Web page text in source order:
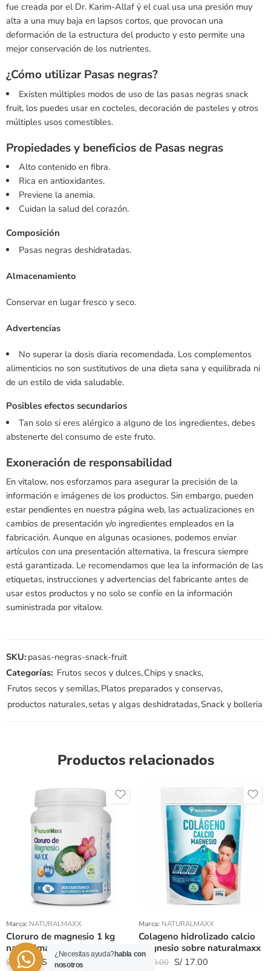
fue creada por el Dr. Karim-Allaf ÿ el cual usa una presión muy
alta a una muy baja en lapsos cortos, que provocan una
deformación de la estructura del producto y esto permite una
mejor conservación de los nutrientes.
¿Cómo utilizar Pasas negras?
Existen múltiples modos de uso de las pasas negras snack
fruit, los puedes usar en cocteles, decoración de pasteles y otros
múltiples usos comestibles.
Propiedades y beneficios de Pasas negras
Alto contenido en fibra.
Rica en antioxidantes.
Previene la anemia.
Cuidan la salud del corazón.
Composición
Pasas negras deshidratadas.
Almacenamiento
Conservar en lugar fresco y seco.
Advertencias
No superar la dosis diaria recomendada. Los complementos
alimenticios no son sustitutivos de una dieta sana y equilibrada ni
de un estilo de vida saludable.
Posibles efectos secundarios
Tan solo si eres alérgico a alguno de los ingredientes, debes
abstenerte del consumo de este fruto.
Exoneración de responsabilidad
En vitalow, nos esforzamos para asegurar la precisión de la
información e imágenes de los productos. Sin embargo, pueden
estar pendientes en nuestra página web, las actualizaciones en
cambios de presentación y/o ingredientes empleados en la
fabricación. Aunque en algunas ocasiones, podemos enviar
artículos con una presentación alternativa, la frescura siempre
está garantizada. Le recomendamos que lea la información de las
etiquetas, instrucciones y advertencias del fabricante antes de
usar estos productos y no solo se confíe en la información
suministrada por vitalow.
SKU: pasas-negras-snack-fruit
Categorías: Frutos secos y dulces,Chips y snacks,
Frutos secos y semillas,Platos preparados y conservas,
productos naturales,setas y algas deshidratadas,Snack y bolleria
Productos relacionados
Marca: NATURALMAXX
Cloruro de magnesio 1 kg
naturalmaxx
S/ 60.00 S/ 51.00
Marca: NATURALMAXX
Colageno hidrolizado calcio
magnesio sobre naturalmaxx
20.00 S/17.00
Peso 200gr
Peso 100gr
¿Necesitas ayuda?habla con
nosotros